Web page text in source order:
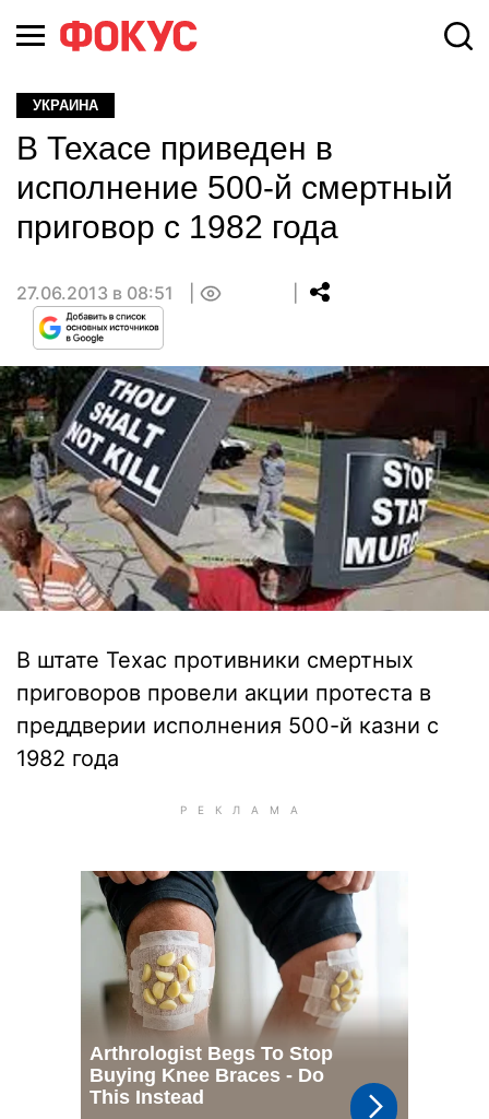
УКРАИНА
В Техасе приведен в
исполнение 500-й смертный
приговор с 1982 года
27.06.2013 в 08:51
В штате Техас противники смертных
приговоров провели акции протеста в
преддверии исполнения 500-й казни с
1982 года